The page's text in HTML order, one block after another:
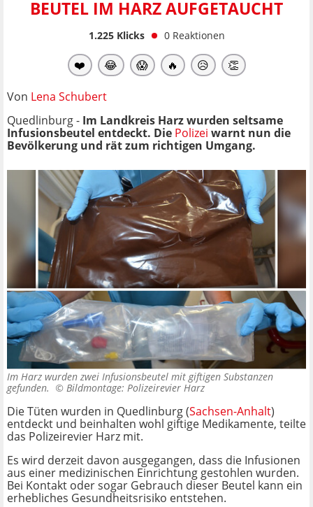
BEUTEL IM HARZ AUFGETAUCHT
1.225Klicks 0 Reaktionen
❤️ 😂 😱 🔥 😥 👏
Von Lena Schubert
Quedlinburg - Im Landkreis Harz wurden seltsame
Infusionsbeutel entdeckt. Die Polizei warnt nun die
Bevölkerung und rät zum richtigen Umgang.
Im Harz wurden zwei Infusionsbeutel mit giftigen Substanzen
gefunden. © Bildmontage: Polizeirevier Harz
Die Tüten wurden in Quedlinburg (Sachsen-Anhalt)
entdeckt und beinhalten wohl giftige Medikamente, teilte
das Polizeirevier Harz mit.
Es wird derzeit davon ausgegangen, dass die Infusionen
aus einer medizinischen Einrichtung gestohlen wurden.
Bei Kontakt oder sogar Gebrauch dieser Beutel kann ein
erhebliches Gesundheitsrisiko entstehen.